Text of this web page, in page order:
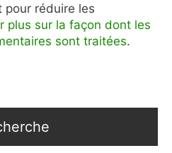
pour réduire les
plus sur la façon dont les
sont traitées.